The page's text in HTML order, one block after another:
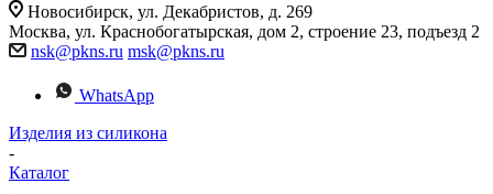
Новосибирск, ул. Декабристов, д. 269
Москва, ул. Краснобогатырская, дом 2, строение 23, подъезд 2
nsk@pkns.ru msk@pkns.ru
WhatsApp
Изделия из силикона
-
Каталог